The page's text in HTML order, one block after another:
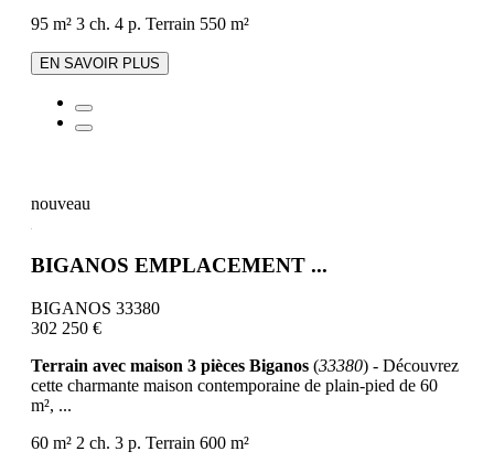
95 m² 3 ch. 4 p. Terrain 550 m²
EN SAVOIR PLUS
nouveau
BIGANOS EMPLACEMENT ...
BIGANOS 33380
302 250 €
Terrain avec maison 3 pièces Biganos (33380) - Découvrez
cette charmante maison contemporaine de plain-pied de 60
m², ...
60 m² 2 ch. 3 p. Terrain 600 m²